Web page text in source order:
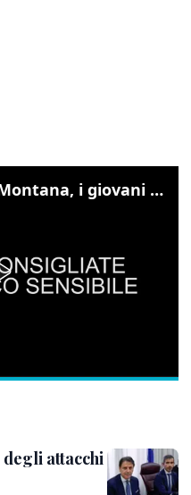
Nuovo video su Crans-Montana, i giovani cercano di sfondare le vetrate
attacchi